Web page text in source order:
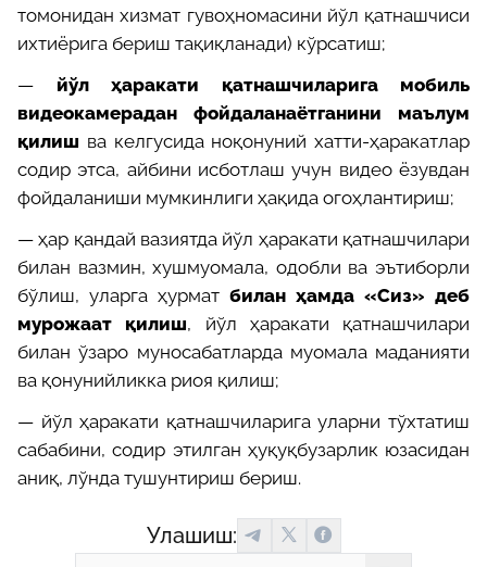
томонидан хизмат гувоҳномасини йўл қатнашчиси
ихтиёрига бериш тақиқланади) кўрсатиш;
— йўл ҳаракати қатнашчиларига мобиль
видеокамерадан фойдаланаётганини маълум
қилиш ва келгусида ноқонуний хатти-ҳаракатлар
содир этса, айбини исботлаш учун видео ёзувдан
фойдаланиши мумкинлиги ҳақида огоҳлантириш;
—ҳар қандай вазиятда йўл ҳаракати қатнашчилари
билан вазмин, хушмуомала, одобли ва эътиборли
бўлиш, уларга ҳурмат билан ҳамда «Сиз» деб
мурожаат қилиш, йўл ҳаракати қатнашчилари
билан ўзаро муносабатларда муомала маданияти
ва қонунийликка риоя қилиш;
— йўл ҳаракати қатнашчиларига уларни тўхтатиш
сабабини, содир этилган ҳуқуқбузарлик юзасидан
аниқ, лўнда тушунтириш бериш.
Улашиш: